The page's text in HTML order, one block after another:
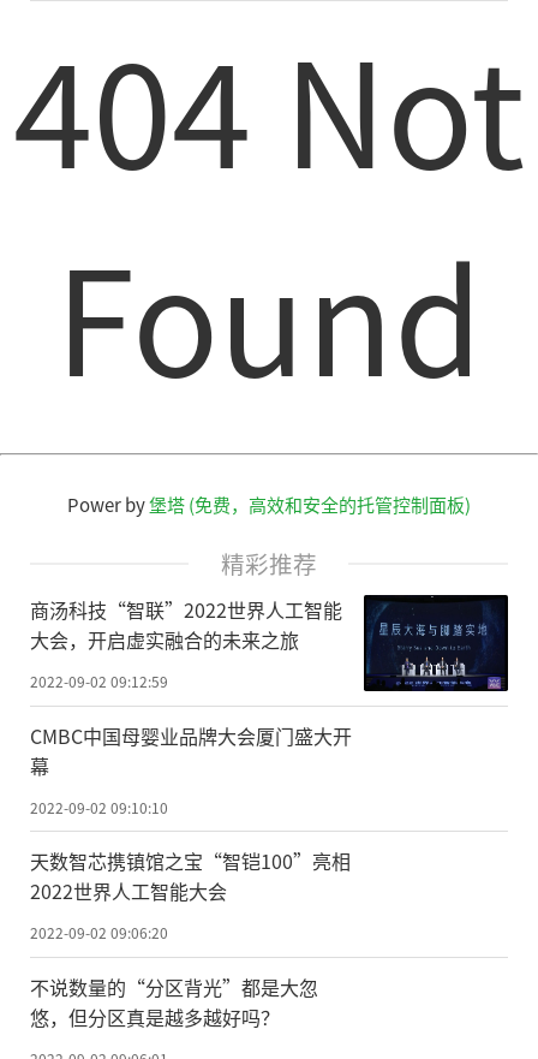
404 Not
Found
Power by堡塔 (免费，高效和安全的托管控制面板)
精彩推荐
商汤科技“智联”2022世界人工智能
大会，开启虚实融合的未来之旅
2022-09-02 09:12:59
CMBC中国母婴业品牌大会厦门盛大开
幕
2022-09-02 09:10:10
天数智芯携镇馆之宝“智铠100”亮相
2022世界人工智能大会
2022-09-02 09:06:20
不说数量的“分区背光”都是大忽
悠，但分区真是越多越好吗？